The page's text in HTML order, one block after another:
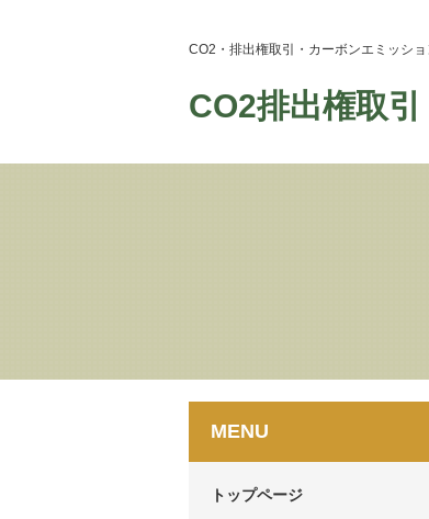
CO2・排出権取引・カーボンエミッシ
CO2排出権取
MENU
トップページ